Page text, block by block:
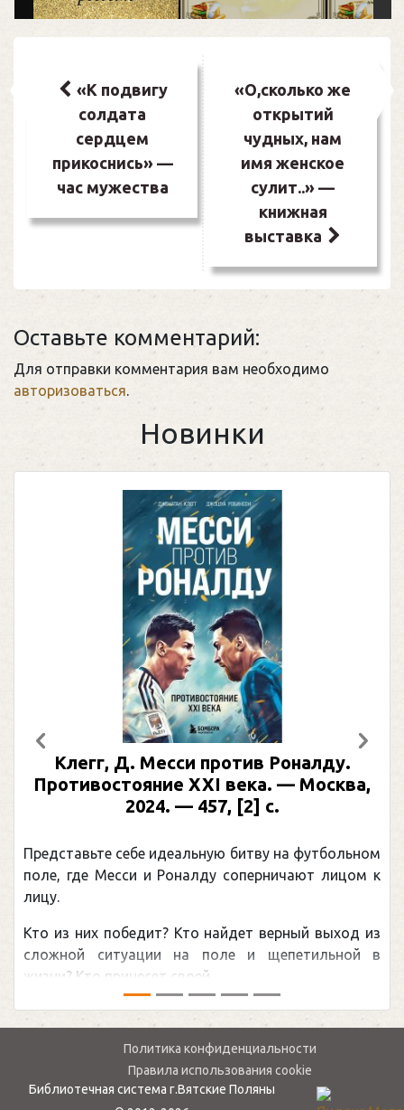
записям
«К подвигу
солдата
сердцем
прикоснись» —
час мужества
«О,сколько же
открытий
чудных, нам
имя женское
сулит..» —
книжная
выставка
Оставьте комментарий:
Для отправки комментария вам необходимо
авторизоваться.
Новинки
Клегг, Д. Месси против Роналду.
Противостояние XXI века. — Москва,
2024. — 457, [2] с.
Представьте себе идеальную битву на футбольном
поле, где Месси и Роналду соперничают лицом к
лицу.
Кто из них победит? Кто найдет верный выход из
сложной ситуации на поле и щепетильной в
жизни? Кто принесет своей ...
Предыдущий
Политика конфиденциальности
Правила использования cookie
Библиотечная система г.Вятские Поляны